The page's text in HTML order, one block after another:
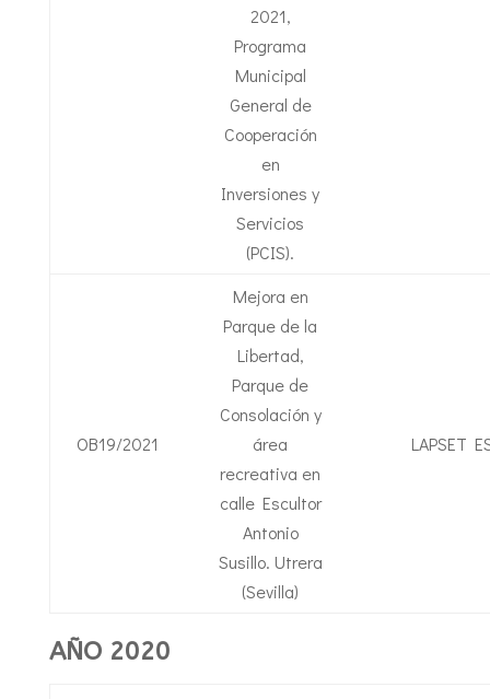
2021,
Programa
Municipal
General de
Cooperación
en
Inversiones y
Servicios
(PCIS).
OB19/2021
Mejora en
Parque de la
Libertad,
Parque de
Consolación y
área
recreativa en
calle Escultor
Antonio
Susillo. Utrera
(Sevilla)
LAPSET
AÑO 2020